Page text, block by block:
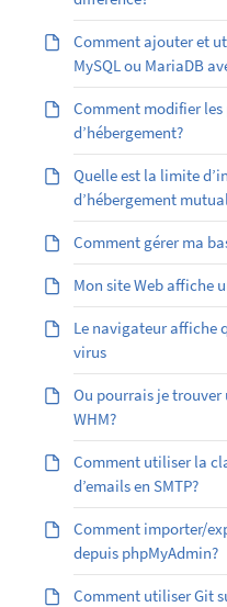
Comment ajouter et
MySQL ou MariaDB
Comment modifier les
d’hébergement?
Quelle est la limite
d’hébergement
Comment gérer ma
Mon site Web affiche
Le navigateur affiche
virus
Ou pourrais je
WHM?
Comment utiliser la
d’emails en SMTP?
Comment importer/
depuis phpMyAdmin?
Comment utiliser Git